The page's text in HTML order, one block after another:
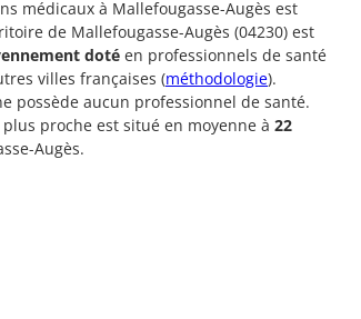
médicaux à Mallefougasse-Augès est
de Mallefougasse-Augès (04230) est
doté en professionnels de santé
villes françaises (méthodologie).
possède aucun professionnel de santé.
plus proche est situé en moyenne à 22
Augès.